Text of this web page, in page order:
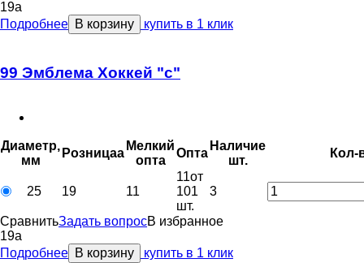
19a
Подробнее В корзину купить в 1 клик
99 Эмблема Хоккей "с"
Диаметр,
мм
Розницаa
Мелкий
оптa
Оптa
Наличие
шт.
Кол-
25 19 11
11от
101
шт.
3
СравнитьЗадать вопросВ избранное
19a
Подробнее В корзину купить в 1 клик